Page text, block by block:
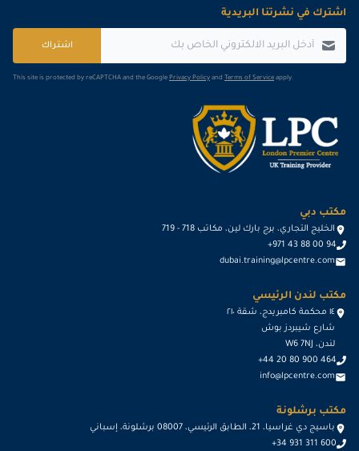
اشترك في نشرتنا البريدية
اشتراك
This site is protected by reCAPTCHA and the GooglePrivacy Policy andTerms of Serviceapply.
مكتب دبي
الخليج التجاري، برج بارك لين، مكاتب 718 - 719
+971 43 88 00 94
dubai.training@lpcentre.com
مكتب لندن الرئيسي
١٤ محكمة كامبريدج، شقة ٢١٠
شارع شيبردز بوش
لندن، W6 7NJ
+44 20 80 900 464
info@lpcentre.com
مكتب برشلونة
باسيج دي غراسيا، 21، الطابق الرئيسي، 08007 برشلونة، إسباني
+34 931 311 600